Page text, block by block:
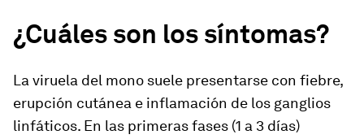
¿Cuáles son los síntomas?
La viruela del mono suele presentarse con fiebre,
erupción cutánea e inflamación de los ganglios
linfáticos. En las primeras fases (1 a 3 días)